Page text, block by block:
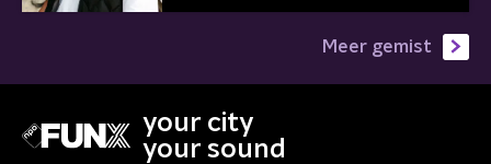
Meer gemist
your city
your sound